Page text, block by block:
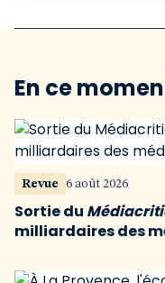
En ce
Revue 6 août 2026
Sortie du
milliardaires des